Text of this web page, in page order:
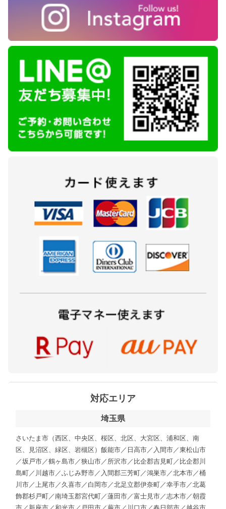
対応エリア
埼玉県
さいたま市（西区、中央区、桜区、北区、大宮区、浦和区、南
区、見沼区、緑区、岩槻区）飯能市／日高市／入間市／東松山市
／坂戸市／鶴ヶ島市／狭山市／所沢市／比企郡吉見町／比企郡川
島町／川越市／ふじみ野市／入間郡三芳町／鴻巣市／北本市／桶
川市／上尾市／久喜市／白岡市／北足立郡伊奈町／幸手市／北葛
飾郡杉戸町／南埼玉郡宮代町／蓮田市／富士見市／志木市／朝霞